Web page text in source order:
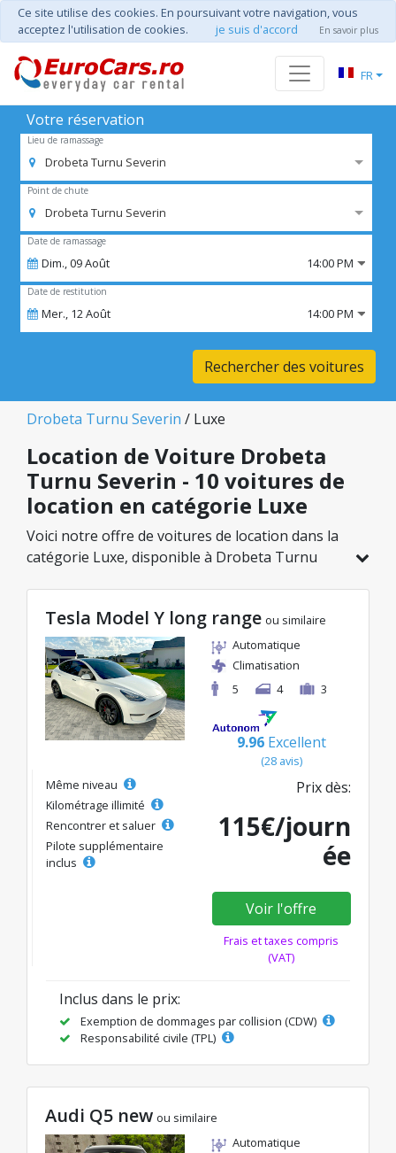
Ce site utilise des cookies. En poursuivant votre navigation, vous
acceptez l'utilisation de cookies.
je suis d'accord En savoir plus
FR
Votre réservation
Lieu de ramassage
Drobeta Turnu Severin
Point de chute
Drobeta Turnu Severin
Date de ramassage
Dim.,09Août 14:00 PM
Date de restitution
Mer., 12Août 14:00 PM
Rechercher des voitures
Drobeta Turnu Severin / Luxe
Location de Voiture Drobeta
Turnu Severin - 10 voitures de
location en catégorie Luxe
Voici notre offre de voitures de location dans la
catégorie Luxe, disponible à Drobeta Turnu
dans la catégorie sélectionnée, avec des tarifs
avantageux débutant à seulement 68€/jour.
Tesla Model Y long range ou similaire
Automatique
Climatisation
5
4 3
9.96 Excellent
(28 avis)
Même niveau
Kilométrage illimité
Rencontrer et saluer
Pilote supplémentaire
inclus
Prix dès:
115€/journ
ée
Voir l'offre
Frais et taxes compris
(VAT)
Inclus dans le prix:
Exemption de dommages par collision (CDW)
Responsabilité civile (TPL)
Audi Q5 new ou similaire
Automatique